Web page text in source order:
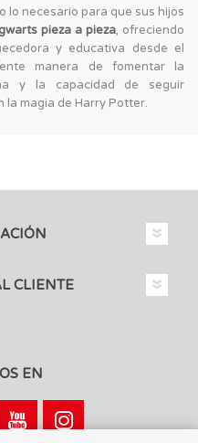
lo necesario para que sus hijos
pieza a pieza, ofreciendo
y educativa desde el
manera de fomentar la
y la capacidad de seguir
la magia de Harry Potter.
CLIENTE
EN